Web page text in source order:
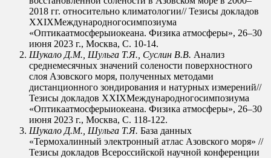
2018 гг. относительно климатологии// Тезисы докладов
XXIXМеждународногосимпозиума
«Оптикаатмосферыиокеана. Физика атмосферы», 26–30
июня 2023 г., Москва, С. 10-14.
Шукало Д.М., Шульга Т.Я., Суслин В.В. Анализ
среднемесячных значений солености поверхностного
слоя Азовского моря, полученных методами
дистанционного зондирования и натурных измерений//
Тезисы докладов XXIXМеждународногосимпозиума
«Оптикаатмосферыиокеана. Физика атмосферы», 26–30
июня 2023 г., Москва, С. 118-122.
Шукало Д.М., Шульга Т.Я. База данных
«Термохалинный электронный атлас Азовского моря» //
Тезисы докладов Всероссийской научной конференции